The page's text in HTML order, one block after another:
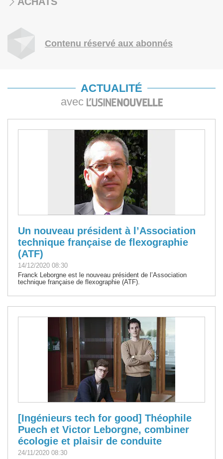
Contenu réservé aux abonnés
ACTUALITÉ
avec
Un nouveau président à l’Association
technique française de flexographie
(ATF)
14/12/2020 08:30
Franck Leborgne est le nouveau président de l’Association
technique française de flexographie (ATF).
[Ingénieurs tech for good] Théophile
Puech et Victor Leborgne, combiner
écologie et plaisir de conduite
24/11/2020 08:30